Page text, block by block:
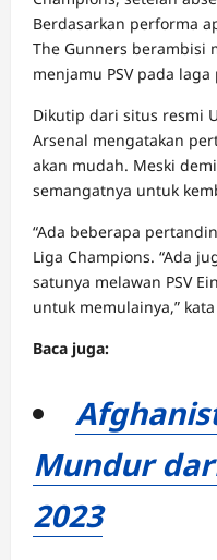
Berdasarkan performa
The Gunners berambisi
menjamu PSV pada laga
Dikutip dari situs resmi
Arsenal mengatakan
akan mudah. Meski
semangatnya untuk
“Ada beberapa
Liga Champions. “Ada
satunya melawan PSV
untuk memulainya,”
Baca juga:
Mundur
2023